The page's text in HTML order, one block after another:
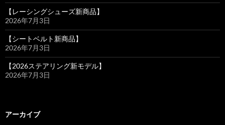
【レーシングシューズ新商品】
2026年7月3日
【シートベルト新商品】
2026年7月3日
【2026ステアリング新モデル】
2026年7月3日
アーカイブ